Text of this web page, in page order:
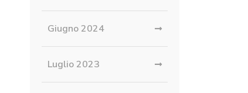
Giugno 2024
Luglio 2023